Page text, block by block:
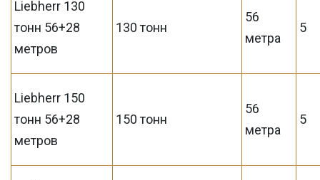
Liebherr 130
тонн 56+28
метров
130 тонн
56
метра
5
Liebherr 150
тонн 56+28
метров
150 тонн
56
метра
5